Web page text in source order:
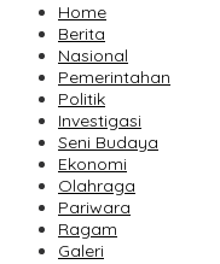
Home
Berita
Nasional
Pemerintahan
Politik
Investigasi
Seni Budaya
Ekonomi
Olahraga
Pariwara
Ragam
Galeri